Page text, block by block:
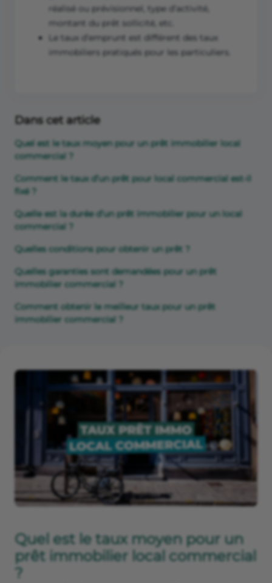
réalisé ou prévisionnel, type d’activité,
montant du prêt sollicité, etc.
Le taux d’emprunt est différent des taux
immobiliers pratiqués pour les particuliers.
Dans cet article
Quel est le taux moyen pour un prêt immobilier local
commercial ?
Comment le taux d’un prêt pour local commercial est-il
fixé ?
Quelle est la durée d’un prêt immobilier pour un local
commercial ?
Quelles conditions pour obtenir un prêt ?
Quelles garanties sont demandées pour un prêt
immobilier commercial ?
Comment obtenir le meilleur taux pour un prêt
immobilier commercial ?
Quel est le taux moyen pour un
prêt immobilier local commercial
?